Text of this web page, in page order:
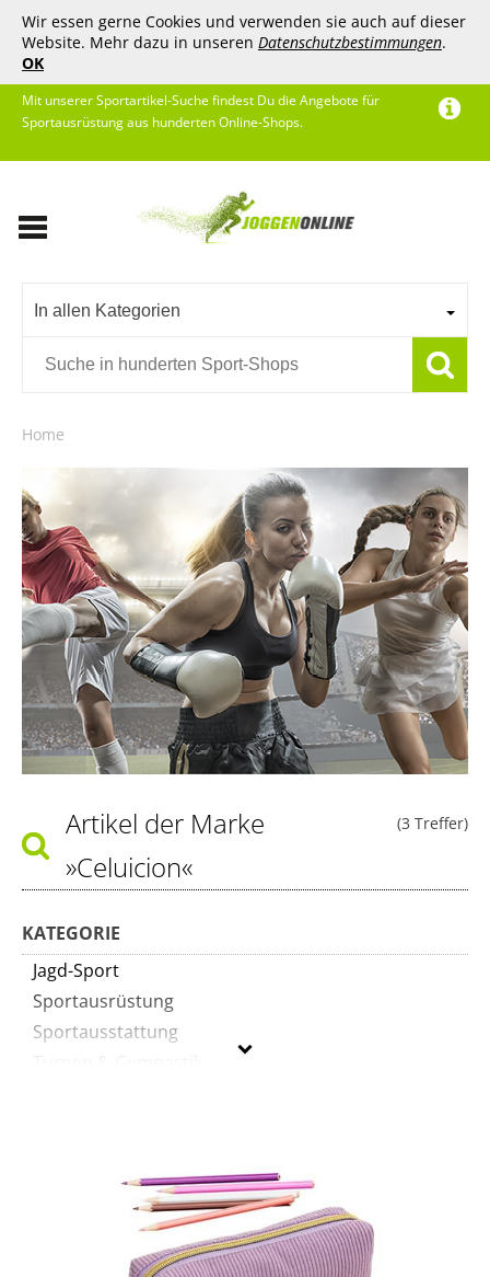
Wir essen gerne Cookies und verwenden sie auch auf dieser
Website. Mehr dazu in unseren Datenschutzbestimmungen.
OK
Mit unserer Sportartikel-Suche findest Du die Angebote für
Sportausrüstung aus hunderten Online-Shops.
In allen Kategorien
Home
(3 Treffer)
Artikel der Marke
»Celuicion«
KATEGORIE
Jagd-Sport
Sportausrüstung
Sportausstattung